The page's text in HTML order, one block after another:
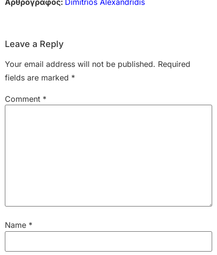
Leave a Reply
Your email address will not be published. Required
fields are marked *
Comment *
Name *